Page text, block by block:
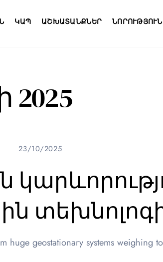
ԿԱՊ ԱՇԽԱՏԱՆՔՆԵՐ ՆՈՐՈՒԹՅՈՒՆ
23/10/2025
huge geostationary systems weighing